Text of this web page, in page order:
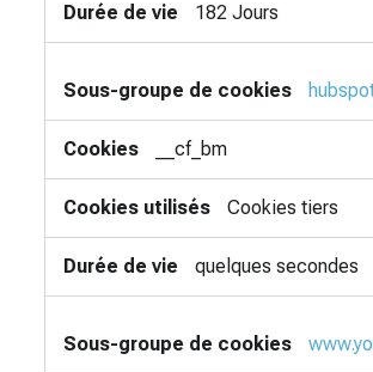
182 Jours
__cf_bm
Cookies tiers
quelques secondes